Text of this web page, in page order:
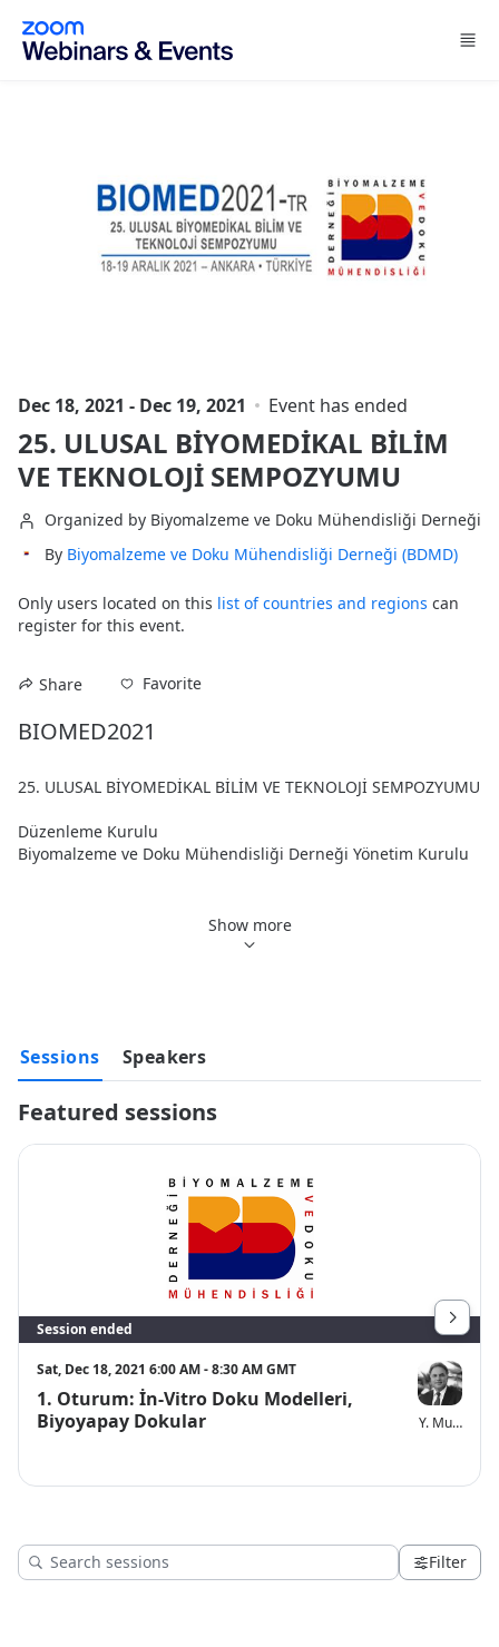
Skip to main content
Dec 18, 2021 - Dec 19, 2021 Event has ended
25. ULUSAL BİYOMEDİKAL BİLİM
VE TEKNOLOJİ SEMPOZYUMU
Organized by Biyomalzeme ve Doku Mühendisliği Derneği
By Biyomalzeme ve Doku Mühendisliği Derneği (BDMD)
Only users located on this list of countries and regions can
register for this event.
Share Favorite
BIOMED2021
25. ULUSAL BİYOMEDİKAL BİLİM VE TEKNOLOJİ SEMPOZYUMU
Düzenleme Kurulu
Biyomalzeme ve Doku Mühendisliği Derneği Yönetim Kurulu
Kezban ULUBAYRAM (Başkan Yardımcısı)
https://www.biyomalzeme.org.tr/
Show more
Sessions Speakers
Featured sessions
Session ended
Sat, Dec 18, 2021 6:00 AM - 8:30 AM GMT
1. Oturum: İn-Vitro Doku Modelleri,
Biyoyapay Dokular
Y. Murat
Filter